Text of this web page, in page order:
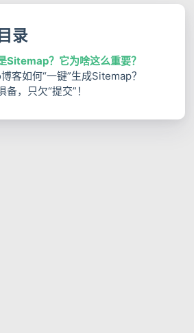
录
Sitemap？它为啥这么重要？
客如何“一键”生成Sitemap？
备，只欠“提交”！